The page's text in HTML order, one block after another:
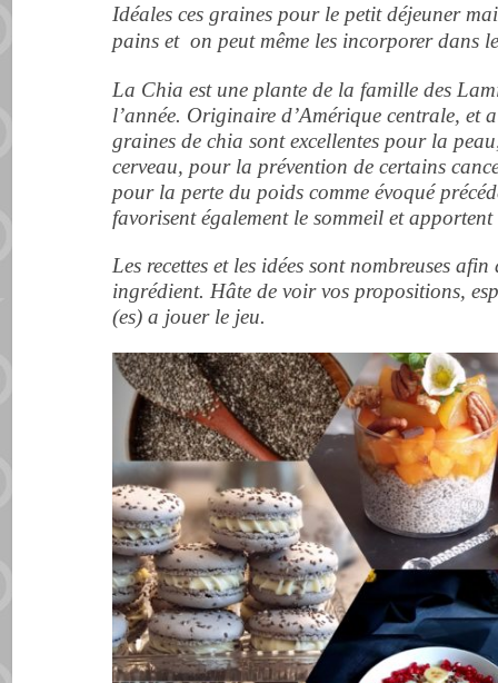
Idéales ces graines pour le petit déjeuner
pains et on peut même les incorporer dans
La Chia est une plante de la famille des
l’année. Originaire d’Amérique centrale, et
graines de chia sont excellentes pour la
cerveau, pour la prévention de certains
pour la perte du poids comme évoqué
favorisent également le sommeil et
Les recettes et les idées sont nombreuses
ingrédient. Hâte de voir vos propositions,
(es) a jouer le jeu.